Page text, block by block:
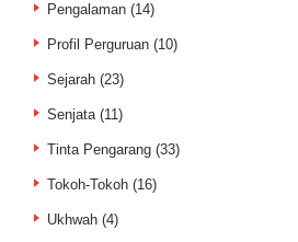
Pengalaman (14)
Profil Perguruan (10)
Sejarah (23)
Senjata (11)
Tinta Pengarang (33)
Tokoh-Tokoh (16)
Ukhwah (4)